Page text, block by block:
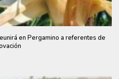
en Pergamino a referentes de